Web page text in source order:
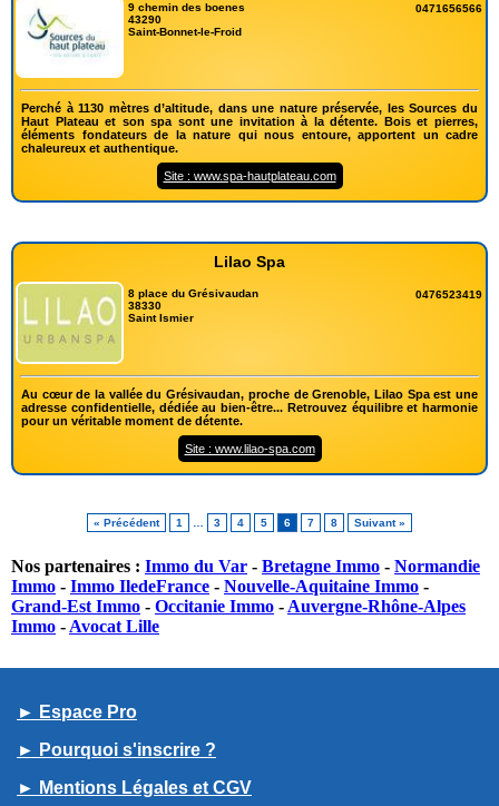
9 chemin des boenes
43290
Saint-Bonnet-le-Froid
0471656566
Perché à 1130 mètres d’altitude, dans une nature préservée, les Sources du
Haut Plateau et son spa sont une invitation à la détente. Bois et pierres,
éléments fondateurs de la nature qui nous entoure, apportent un cadre
chaleureux et authentique.
Site : www.spa-hautplateau.com
Lilao Spa
8 place du Grésivaudan
38330
Saint Ismier
0476523419
Au cœur de la vallée du Grésivaudan, proche de Grenoble, Lilao Spa est une
adresse confidentielle, dédiée au bien-être... Retrouvez équilibre et harmonie
pour un véritable moment de détente.
Site : www.lilao-spa.com
« Précédent 1 … 3 4 5 6 7 8 Suivant »
Nos partenaires : Immo du Var - Bretagne Immo - Normandie
Immo - Immo IledeFrance - Nouvelle-Aquitaine Immo -
Grand-Est Immo - Occitanie Immo - Auvergne-Rhône-Alpes
Immo - Avocat Lille
► Espace Pro
► Pourquoi s'inscrire ?
► Mentions Légales et CGV